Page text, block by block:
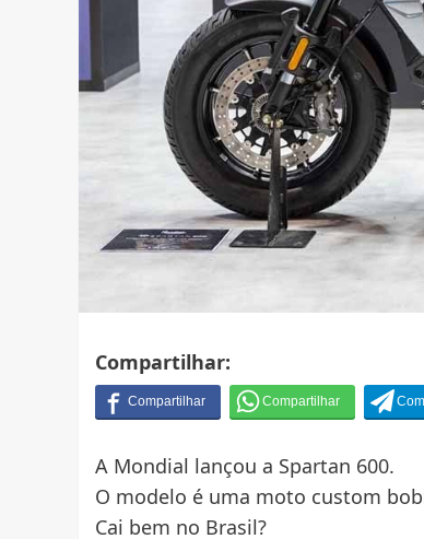
Compartilhar:
A Mondial lançou a Spartan 600.
O modelo é uma moto custom
Cai bem no Brasil?